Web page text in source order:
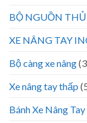
BỘ NGUỒN
XE NÂNG TAY
Bộ càng xe nâng
Xe nâng tay thấp
Bánh Xe Nâng Tay